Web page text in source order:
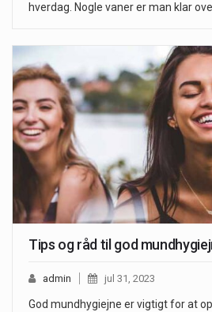
hverdag. Nogle vaner er man klar
Tips og råd til god
admin jul 31, 2023
God mundhygiejne er vigtigt for at